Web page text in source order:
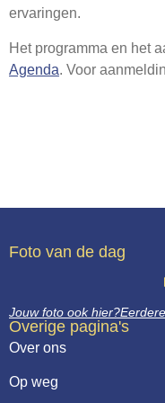
ervaringen.
Het programma en het
Agenda. Voor
Foto van de dag
Jouw foto ook hier?
Overige pagina's
Over ons
Op weg